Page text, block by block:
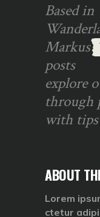
Based
Markus
posts
explore
through
with
ABOUT
Lorem
ctetur